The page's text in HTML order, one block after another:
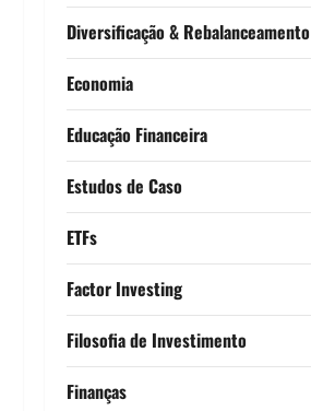
Diversificação & Rebalanceamento
Economia
Educação Financeira
Estudos de Caso
ETFs
Factor Investing
Filosofia de Investimento
Finanças